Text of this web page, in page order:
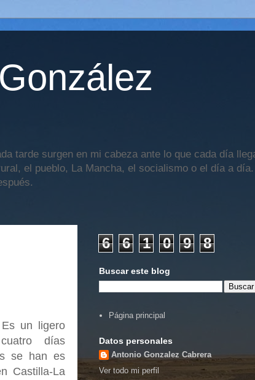
tarde surgen en mi cabeza ante lo que cada día
el pueblo, La Mancha, el socialismo o el día a día.
un ligero
días
se han es
Castilla-La
6 6 1 0 9 8
Buscar este blog
Página principal
Datos personales
Antonio Gonzalez Cabrera
Ver todo mi perfil